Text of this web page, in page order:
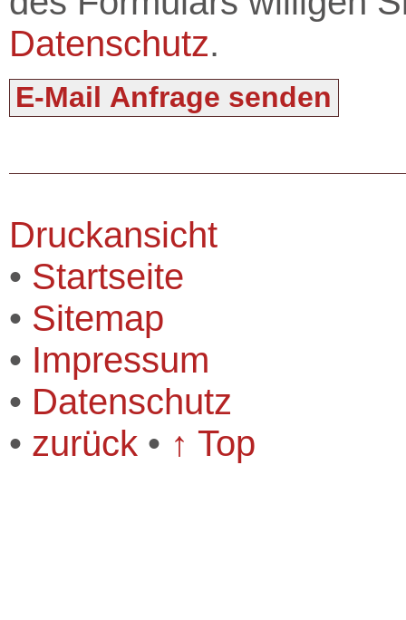
Datenschutz.
Druckansicht
• Startseite
• Sitemap
• Impressum
• Datenschutz
• zurück • ↑ Top